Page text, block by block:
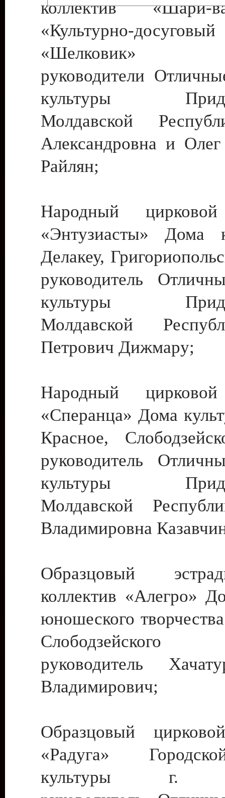
коллектив
«Культурно-
«Шелковик»
руководители
культуры
Молдавской
Александровна и
Райлян;
Народный цирковой
«Энтузиасты» Дома
Делакеу,
руководитель
культуры
Молдавской
Петрович Дижмару;
Народный цирковой
«Сперанца» Дома
Красное,
руководитель
культуры
Молдавской
Владимировна
Образцовый
коллектив «Алегро»
юношеского
руководитель
Владимирович;
Образцовый
«Радуга»
культуры г.